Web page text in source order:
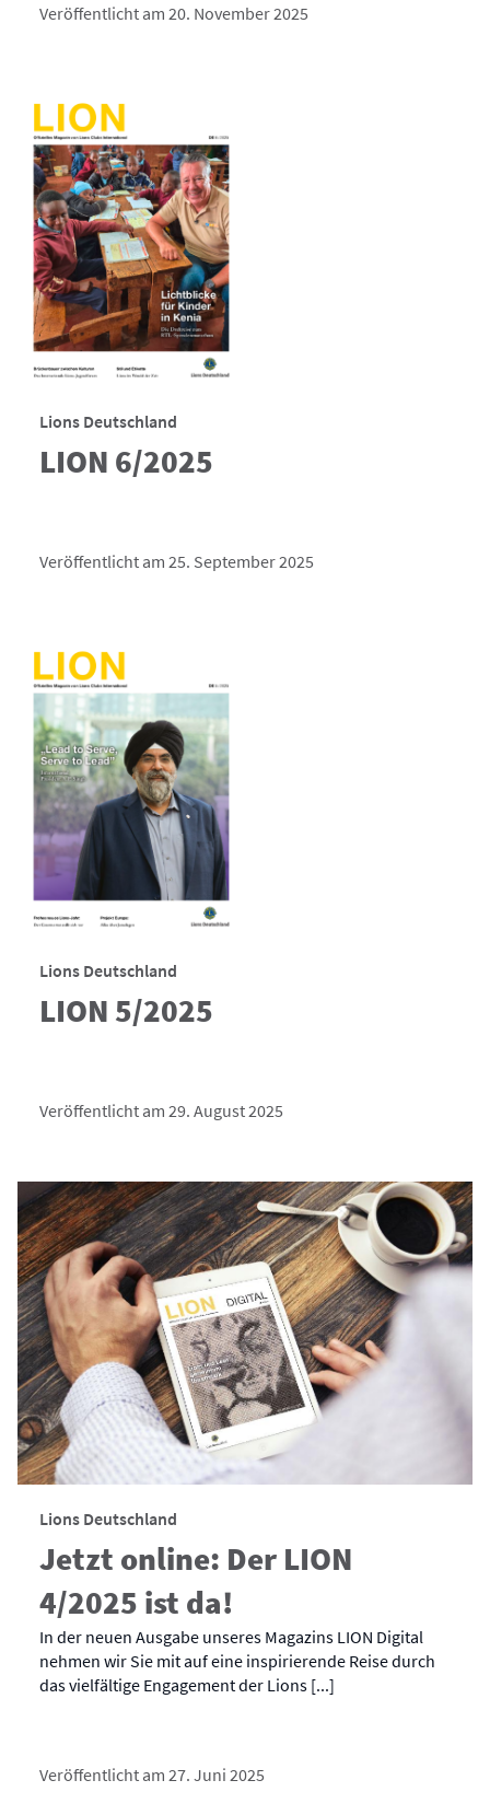
Veröffentlicht am 20. November 2025
Lions Deutschland
LION 6/2025
Veröffentlicht am 25. September 2025
Lions Deutschland
LION 5/2025
Veröffentlicht am 29. August 2025
Lions Deutschland
Jetzt online: Der LION
4/2025 ist da!
In der neuen Ausgabe unseres Magazins LION Digital
nehmen wir Sie mit auf eine inspirierende Reise durch
das vielfältige Engagement der Lions [...]
Veröffentlicht am 27. Juni 2025